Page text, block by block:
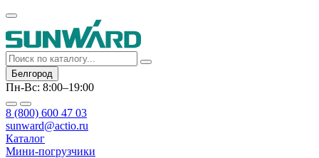
Белгород
Пн-Вс: 8:00–19:00
8 (800) 600 47 03
sunward@actio.ru
Каталог
Мини-погрузчики